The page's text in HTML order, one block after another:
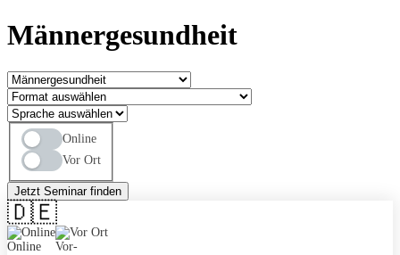
Männergesundheit
Online
Vor Ort
Jetzt Seminar finden
🇩🇪
Online Vor Ort